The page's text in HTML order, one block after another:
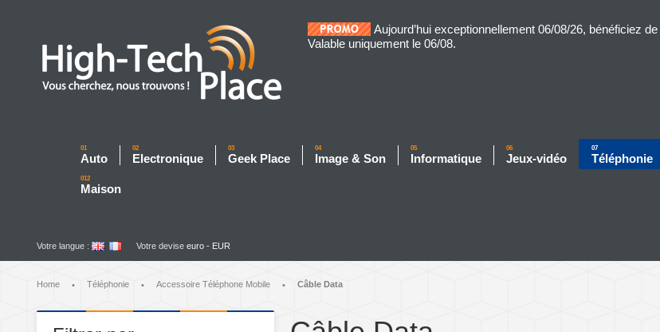
Aujourd’hui exceptionnellement 06/08/26, bénéficiez de
Valable uniquement le 06/08.
01
Auto
02
Electronique
03
Geek Place
04
Image & Son
05
Informatique
06
Jeux-vidéo
07
Téléphonie
012
Maison
Votre langue : Votre devise euro - EUR
Home • Téléphonie • Accessoire Téléphone Mobile • Câble Data